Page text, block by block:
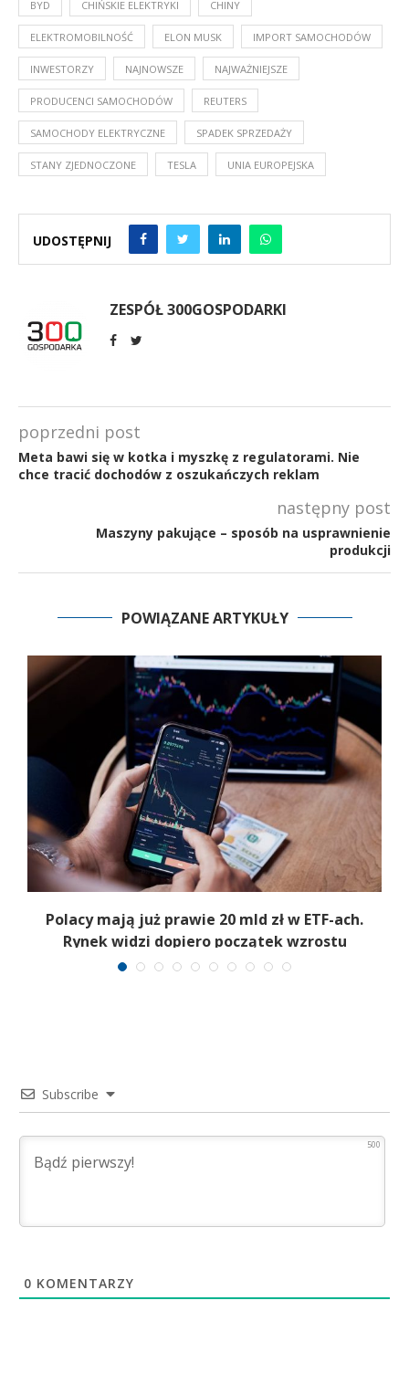
BYD CHIŃSKIE ELEKTRYKI CHINY
ELEKTROMOBILNOŚĆ ELON MUSK IMPORT SAMOCHODÓW
INWESTORZY NAJNOWSZE NAJWAŻNIEJSZE
PRODUCENCI SAMOCHODÓW REUTERS
SAMOCHODY ELEKTRYCZNE SPADEK SPRZEDAŻY
STANY ZJEDNOCZONE TESLA UNIA EUROPEJSKA
UDOSTĘPNIJ
ZESPÓŁ 300GOSPODARKI
poprzedni post
Meta bawi się w kotka i myszkę z regulatorami. Nie
chce tracić dochodów z oszukańczych reklam
następny post
Maszyny pakujące – sposób na usprawnienie
produkcji
POWIĄZANE ARTYKUŁY
Polacy mają już prawie 20 mld zł w ETF-ach.
Rynek widzi dopiero początek wzrostu
Subscribe
500
0 KOMENTARZY